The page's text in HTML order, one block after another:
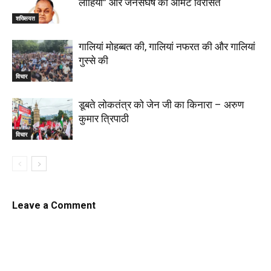
शख्सियत
लोहिया” और जनसंघर्ष की अमिट विरासत
विचार
गालियां मोहब्बत की, गालियां नफरत की और गालियां
गुस्से की
विचार
डूबते लोकतंत्र को जेन जी का किनारा – अरुण
कुमार त्रिपाठी
Leave a Comment